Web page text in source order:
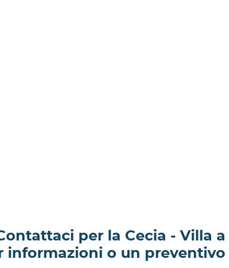
per la Cecia - Villa a
informazioni o un